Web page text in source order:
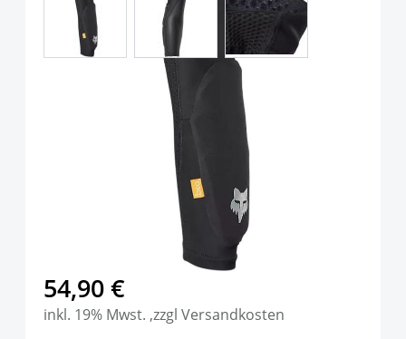
Fox Racing YTH ENDURO
ELBOW SLEEVE Unisex Black
54,90 €
inkl. 19% Mwst. ,zzgl Versandkosten